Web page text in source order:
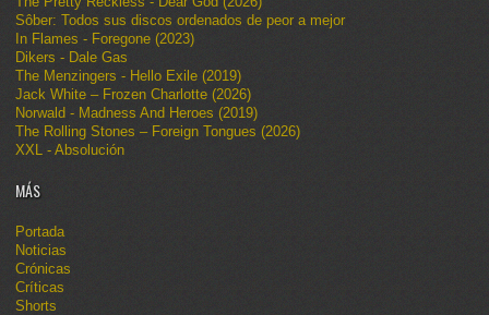
Sôber: Todos sus discos ordenados de peor a mejor
In Flames - Foregone (2023)
Dikers - Dale Gas
The Menzingers - Hello Exile (2019)
Jack White – Frozen Charlotte (2026)
Norwald - Madness And Heroes (2019)
The Rolling Stones – Foreign Tongues (2026)
XXL - Absolución
MÁS
Portada
Noticias
Crónicas
Críticas
Shorts